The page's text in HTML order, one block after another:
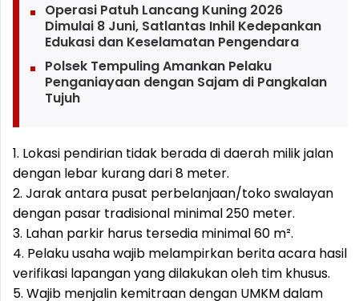
Operasi Patuh Lancang Kuning 2026
Dimulai 8 Juni, Satlantas Inhil Kedepankan
Edukasi dan Keselamatan Pengendara
Polsek Tempuling Amankan Pelaku
Penganiayaan dengan Sajam di Pangkalan
Tujuh
1. Lokasi pendirian tidak berada di daerah milik jalan
dengan lebar kurang dari 8 meter.
2. Jarak antara pusat perbelanjaan/toko swalayan
dengan pasar tradisional minimal 250 meter.
3. Lahan parkir harus tersedia minimal 60 m².
4. Pelaku usaha wajib melampirkan berita acara hasil
verifikasi lapangan yang dilakukan oleh tim khusus.
5. Wajib menjalin kemitraan dengan UMKM dalam